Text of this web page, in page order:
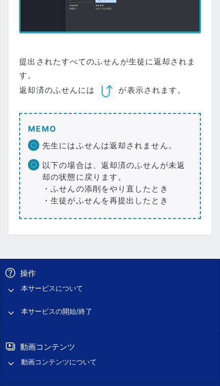
提出されたすべてのふせんが生徒に返却されま
す。
返却済のふせんには
が表示されます。
MEMO
先生にはふせんは返却されません。
以下の場合は、返却済のふせんが未返
却の状態に戻ります。
・ふせんの添削をやり直したとき
・生徒がふせんを再提出したとき
操作
本サービスについて
本サービスの開始/終了
動画コンテンツ
動画コンテンツについて